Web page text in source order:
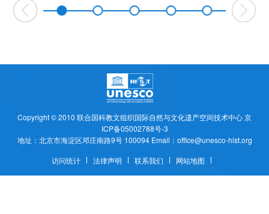
Copyright © 2010 联合国科教文组织国际自然与文化遗产空间技术中心京
ICP备05002788号-3
地址：北京市海淀区邓庄南路9号 100094 Email：office@unesco-hist.org
访问统计
法律声明 联系我们 网站地图